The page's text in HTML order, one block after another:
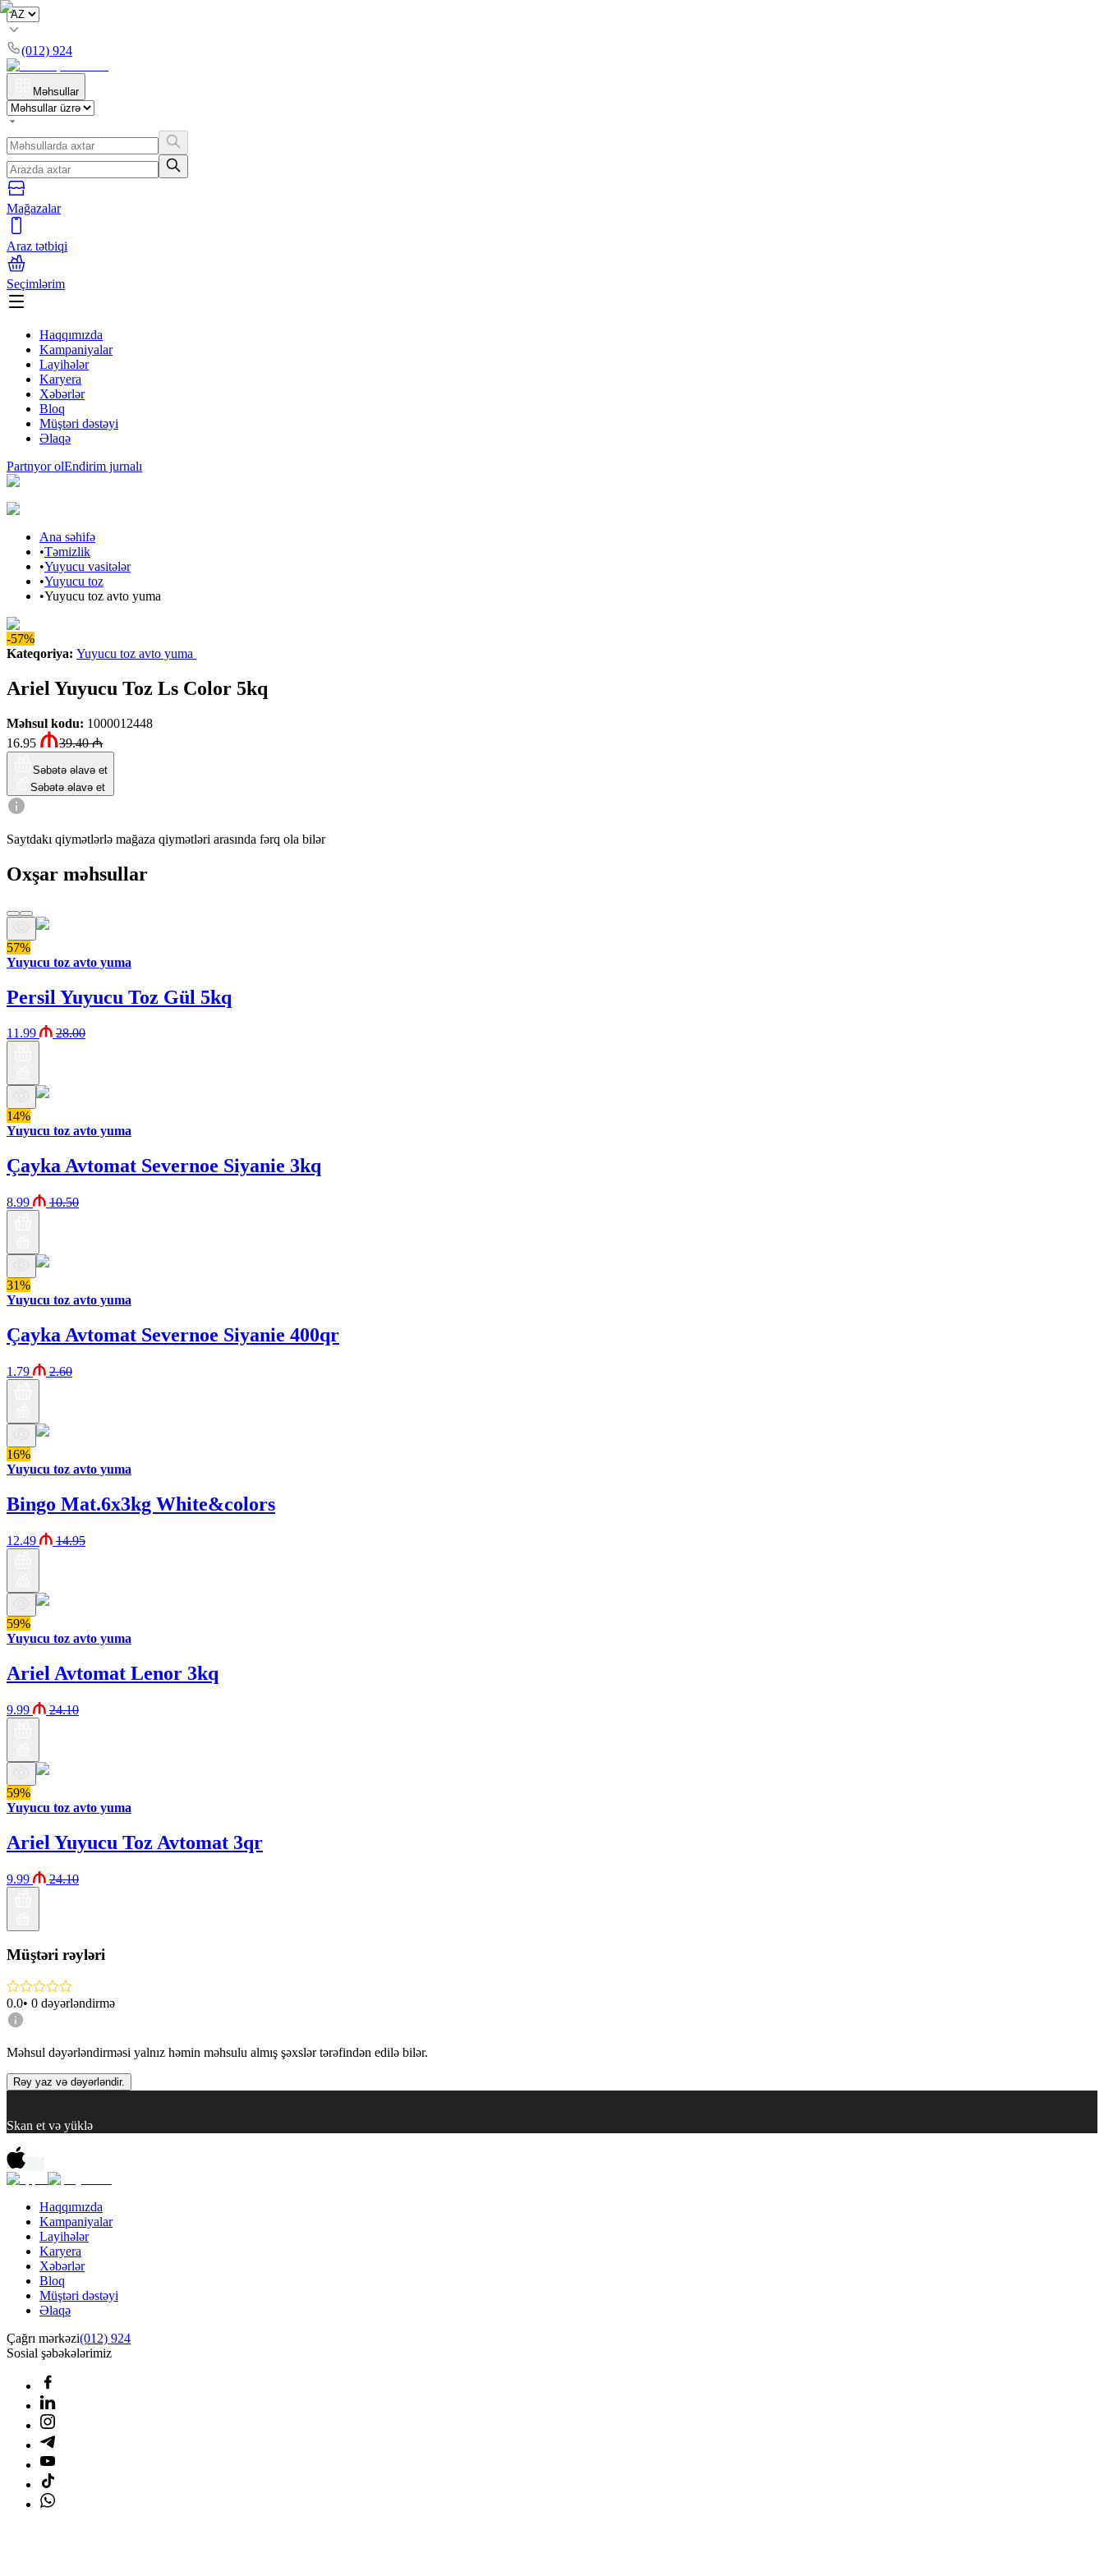
(012) 924
Məhsullar
Mağazalar
Araz tətbiqi
Seçimlərim
Haqqımızda
Kampaniyalar
Layihələr
Karyera
Xəbərlər
Bloq
Müştəri dəstəyi
Əlaqə
Partnyor olEndirim jurnalı
Ana səhifə
•Təmizlik
•Yuyucu vasitələr
•Yuyucu toz
•Yuyucu toz avto yuma
-57%
Kateqoriya: Yuyucu toz avto yuma
Ariel Yuyucu Toz Ls Color 5kq
Məhsul kodu: 1000012448
16.95
39.40₼
Səbətə əlavə et
Səbətə əlavə et
Saytdakı qiymətlərlə mağaza qiymətləri arasında fərq ola bilər
Oxşar məhsullar
57%
Yuyucu toz avto yuma
Persil Yuyucu Toz Gül 5kq
11.99 28.00
14%
Yuyucu toz avto yuma
Çayka Avtomat Severnoe Siyanie 3kq
8.99 10.50
31%
Yuyucu toz avto yuma
Çayka Avtomat Severnoe Siyanie 400qr
1.79 2.60
16%
Yuyucu toz avto yuma
Bingo Mat.6x3kg White&colors
12.49 14.95
59%
Yuyucu toz avto yuma
Ariel Avtomat Lenor 3kq
9.99 24.10
59%
Yuyucu toz avto yuma
Ariel Yuyucu Toz Avtomat 3qr
9.99 24.10
Müştəri rəyləri
0.0• 0 dəyərləndirmə
Məhsul dəyərləndirməsi yalnız həmin məhsulu almış şəxslər tərəfindən edilə bilər.
Rəy yaz və dəyərləndir.
Skan et və yüklə
Haqqımızda
Kampaniyalar
Layihələr
Karyera
Xəbərlər
Bloq
Müştəri dəstəyi
Əlaqə
Çağrı mərkəzi(012) 924
Sosial şəbəkələrimiz